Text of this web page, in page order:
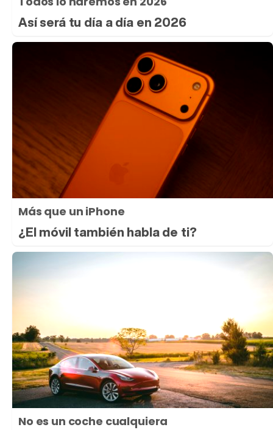
Así será tu día a día en 2026
Más que un iPhone
¿El móvil también habla de ti?
No es un coche cualquiera